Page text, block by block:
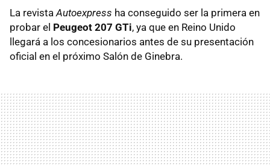
La revistaAutoexpress ha conseguido ser la primera en
probar el Peugeot 207 GTi, ya que en Reino Unido
llegará a los concesionarios antes de su presentación
oficial en el próximo Salón de Ginebra.